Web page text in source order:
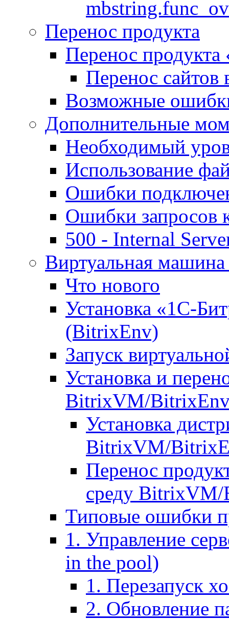
Перенос продукта
Перенос продукта
Перенос сайтов
Возможные
Дополнительные
Необходимый
Использование
Ошибки
Ошибки запросов
500 - Internal
Виртуальная
Что нового
Установка «1С-
(BitrixEnv)
Запуск
Установка и
BitrixVM/
Установка
BitrixVM/
Перенос
среду
Типовые ошибки
1. Управление
in the pool)
1. Перезапуск
2. Обновление